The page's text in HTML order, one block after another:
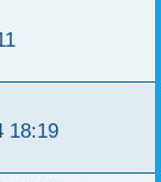
18:19